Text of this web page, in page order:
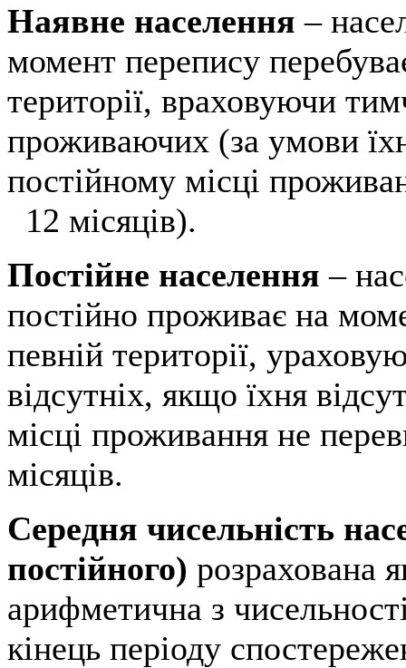
Наявне населення–
момент перепису
території, враховуючи
проживаючих (за умови
постійному місці
12 місяців).
Постійне населення –
постійно проживає на
певній території,
відсутніх, якщо їхня
місці проживання не
місяців.
Середня чисельність
постійного) розрахована
арифметична з
кінець періоду